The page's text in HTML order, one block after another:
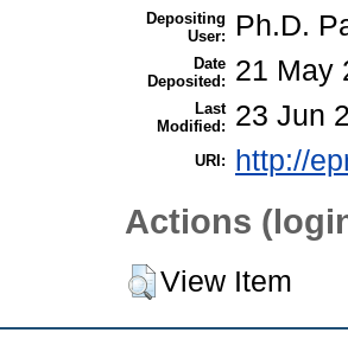
Depositing
User:
Ph.D.
Date
Deposited:
21 May
Last
Modified:
23 Jun
URI: http://
Actions
View Item